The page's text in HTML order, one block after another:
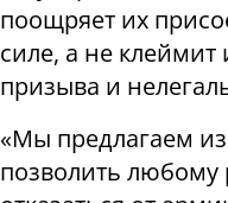
поощряет их
силе, а не клеймит
призыва и
«Мы предлагаем
позволить любому